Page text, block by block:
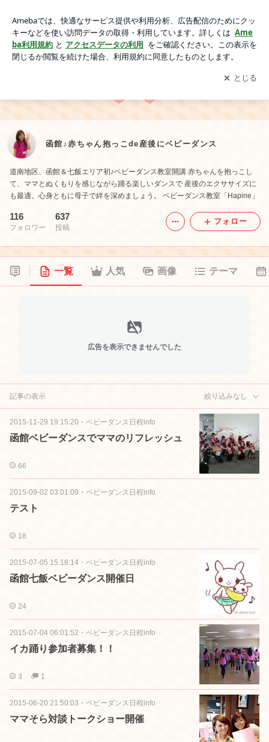
アプリをダウンロードして ブログの更新通知
を受け取りまし
ょう。
開く
函館♪赤ちゃん抱っこde産後にベビーダンス
道南地区、函館＆七飯エリア初♪ベビーダンス教室開講 赤ちゃんを抱っこし
て、ママとぬくもりを感じながら踊る楽しいダンスで 産後のエクササイズに
も最適。心身ともに母子で絆を深めましょう。 ベビーダンス教室「Hapine」
116
フォロワー
637
投稿
フォロー
一覧 人気 画像 テーマ
広告を表示できませんでした
記事の表示 絞り込みなし
2015-11-29 19:15:20 ・ ベビーダンス日程info
函館ベビーダンスでママのリフレッシュ
66
2015-09-02 03:01:09 ・ ベビーダンス日程info
テスト
18
2015-07-05 15:18:14 ・ ベビーダンス日程info
函館七飯ベビーダンス開催日
24
2015-07-04 06:01:52 ・ ベビーダンス日程info
イカ踊り参加者募集！！
3 1
2015-06-20 21:50:03 ・ ベビーダンス日程info
ママそら対談トークショー開催